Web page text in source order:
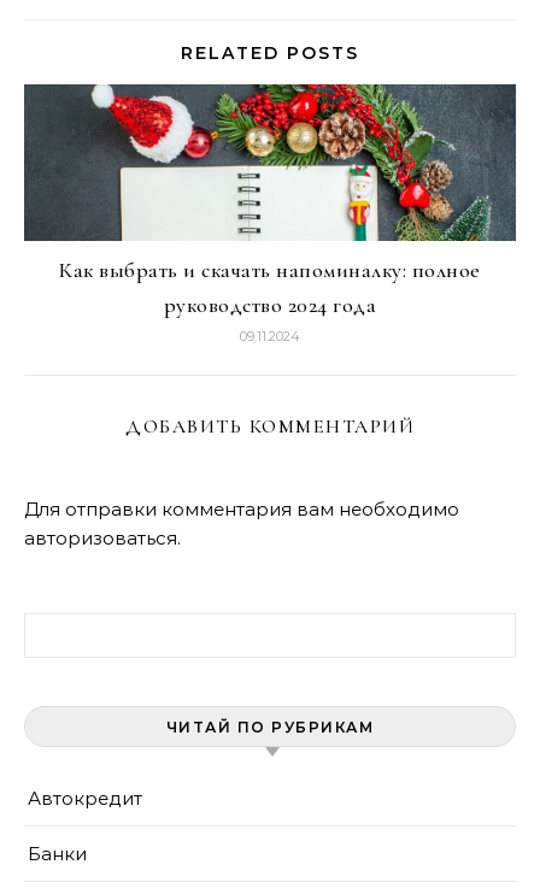
RELATED POSTS
Как выбрать и скачать напоминалку: полное
руководство 2024 года
09.11.2024
ДОБАВИТЬ КОММЕНТАРИЙ
Для отправки комментария вам необходимо
авторизоваться.
ЧИТАЙ ПО РУБРИКАМ
Автокредит
Банки